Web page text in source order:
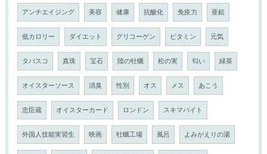
アンチエイジング 美容 健康 抗酸化 免疫力 亜鉛
低カロリー ダイエット グリコーゲン ビタミン 元気
タバスコ 真珠 宝石 陸の牡蠣 松の実 匂い 緑茶
オイスターソース 消臭 性別 オス メス あこう
忠臣蔵 オイスターカード ロンドン スキマバイト
外国人技能実習生 映画 牡蠣工場 風呂 よみがえりの湯